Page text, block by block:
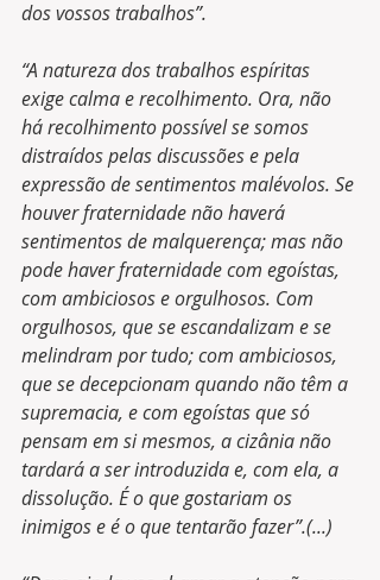
dos vossos trabalhos”.
“A natureza dos trabalhos espíritas
exige calma e recolhimento. Ora, não
há recolhimento possível se somos
distraídos pelas discussões e pela
expressão de sentimentos malévolos. Se
houver fraternidade não haverá
sentimentos de malquerença; mas não
pode haver fraternidade com egoístas,
com ambiciosos e orgulhosos. Com
orgulhosos, que se escandalizam e se
melindram por tudo; com ambiciosos,
que se decepcionam quando não têm a
supremacia, e com egoístas que só
pensam em si mesmos, a cizânia não
tardará a ser introduzida e, com ela, a
dissolução. É o que gostariam os
inimigos e é o que tentarão fazer”.(...)